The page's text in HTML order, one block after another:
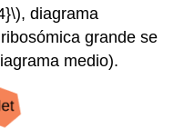
, diagrama
grande se
medio).